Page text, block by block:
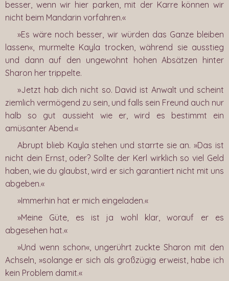
besser, wenn wir hier parken, mit der Karre können wir
nicht beim Mandarin vorfahren.«
»Es wäre noch besser, wir würden das Ganze bleiben
lassen«, murmelte Kayla trocken, während sie ausstieg
und dann auf den ungewohnt hohen Absätzen hinter
Sharon her trippelte.
»Jetzt hab dich nicht so. David ist Anwalt und scheint
ziemlich vermögend zu sein, und falls sein Freund auch nur
halb so gut aussieht wie er, wird es bestimmt ein
amüsanter Abend.«
Abrupt blieb Kayla stehen und starrte sie an. »Das ist
nicht dein Ernst, oder? Sollte der Kerl wirklich so viel Geld
haben, wie du glaubst, wird er sich garantiert nicht mit uns
abgeben.«
»Immerhin hat er mich eingeladen.«
»Meine Güte, es ist ja wohl klar, worauf er es
abgesehen hat.«
»Und wenn schon«, ungerührt zuckte Sharon mit den
Achseln, »solange er sich als großzügig erweist, habe ich
kein Problem damit.«